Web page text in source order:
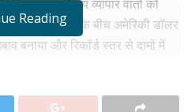
फिलहाल सक्रिय व्यापार वार्ता को
इस पूरी हलचल के बीच अमेरिकी डॉलर
बनाया और रिकॉर्ड स्तर से दामों में
Reading